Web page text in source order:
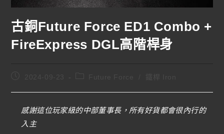
古銅Future Force ED1 Combo +
FireExpress DGL高階桿身
2024-09-23 鐵桿 Iron
感謝這位玩家級的中部董事長，所有好貨都會很內行的
入主